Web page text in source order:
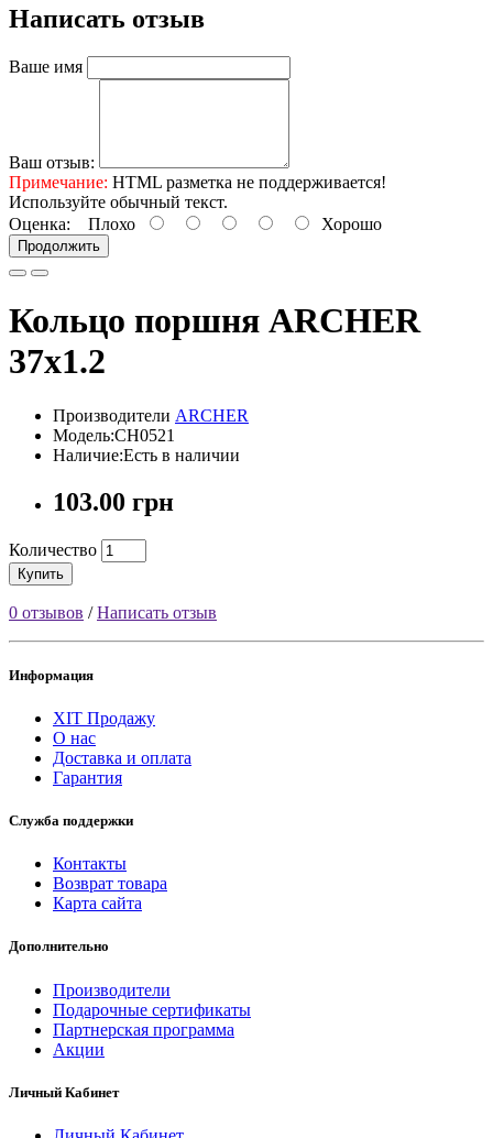
Написать отзыв
Ваше имя
Ваш отзыв:
Примечание: HTML разметка не поддерживается!
Используйте обычный текст.
Оценка: Плохо Хорошо
Продолжить
Кольцо поршня ARCHER
37x1.2
Производители ARCHER
Модель:CH0521
Наличие:Есть в наличии
103.00 грн
Количество
Купить
0 отзывов /Написать отзыв
Информация
ХІТ Продажу
О нас
Доставка и оплата
Гарантия
Служба поддержки
Контакты
Возврат товара
Карта сайта
Дополнительно
Производители
Подарочные сертификаты
Партнерская программа
Акции
Личный Кабинет